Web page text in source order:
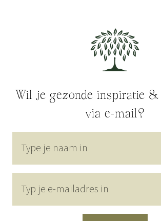
Wil je gezonde inspiratie &
via e-mail?